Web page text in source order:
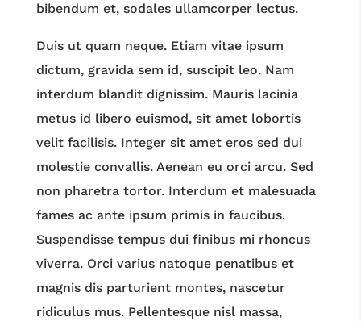
bibendum et, sodales ullamcorper lectus.
Duis ut quam neque. Etiam vitae ipsum
dictum, gravida sem id, suscipit leo. Nam
interdum blandit dignissim. Mauris lacinia
metus id libero euismod, sit amet lobortis
velit facilisis. Integer sit amet eros sed dui
molestie convallis. Aenean eu orci arcu. Sed
non pharetra tortor. Interdum et malesuada
fames ac ante ipsum primis in faucibus.
Suspendisse tempus dui finibus mi rhoncus
viverra. Orci varius natoque penatibus et
magnis dis parturient montes, nascetur
ridiculus mus. Pellentesque nisl massa,